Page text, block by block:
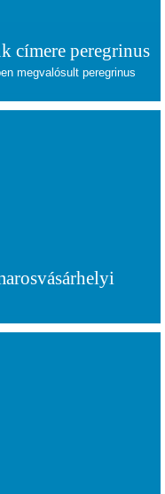
címere peregrinus
megvalósult peregrinus